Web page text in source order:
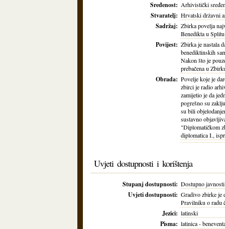
Sređenost: Arhivistički
Stvaratelj: Hrvatski državni
Sadržaj: Zbirka povelja
Benedikta u
Povijest: Zbirka je nastala
benediktinskih
Nakon što je
prebačena u
Obrada: Povelje koje je
zbirci je radio
zamijetio je da
pogrešno su
su bili
sustavno
"Diplomatičkom
diplomatica I.,
Uvjeti dostupnosti i korištenja
Stupanj dostupnosti: Dostupno javnosti
Uvjeti dostupnosti: Gradivo zbirke je
Pravilniku o radu
Jezici: latinski
Pisma: latinica -